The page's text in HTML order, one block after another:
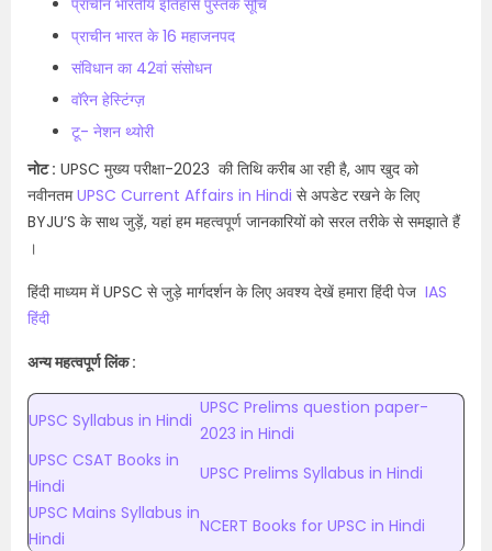
प्राचीन भारतीय इतिहास पुस्तक सूचि
प्राचीन भारत के 16 महाजनपद
संविधान का 42वां संसोधन
वॉरेन हेस्टिंग्ज़
टू- नेशन थ्योरी
नोट : UPSC मुख्य परीक्षा-2023 की तिथि करीब आ रही है, आप खुद को
नवीनतमUPSC Current Affairs in Hindi से अपडेट रखने के लिए
BYJU’S के साथ जुड़ें, यहां हम महत्वपूर्ण जानकारियों को सरल तरीके से समझाते हैं
।
हिंदी माध्यम में UPSC से जुड़े मार्गदर्शन के लिए अवश्य देखें हमारा हिंदी पेज IAS
हिंदी
अन्य महत्वपूर्ण लिंक :
UPSC Syllabus in Hindi
UPSC Prelims question paper-
2023 in Hindi
UPSC CSAT Books in
Hindi
UPSC Prelims Syllabus in Hindi
UPSC Mains Syllabus in
Hindi
NCERT Books for UPSC in Hindi